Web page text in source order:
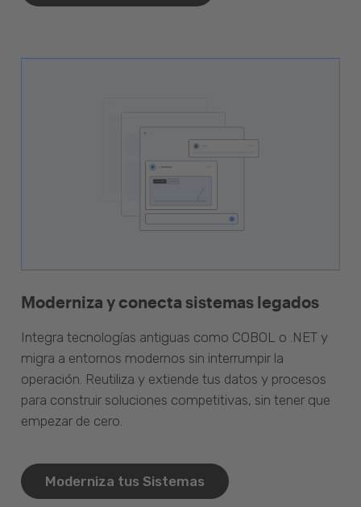
Moderniza y conecta sistemas legados
Integra tecnologías antiguas como COBOL o .NET y
migra a entornos modernos sin interrumpir la
operación. Reutiliza y extiende tus datos y procesos
para construir soluciones competitivas, sin tener que
empezar de cero.
Moderniza tus Sistemas